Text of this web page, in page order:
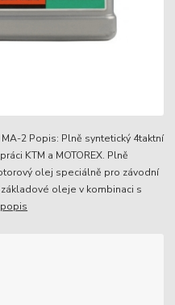
2 Popis: Plně syntetický 4taktní
KTM a MOTOREX. Plně
olej speciálně pro závodní
oleje v kombinaci s